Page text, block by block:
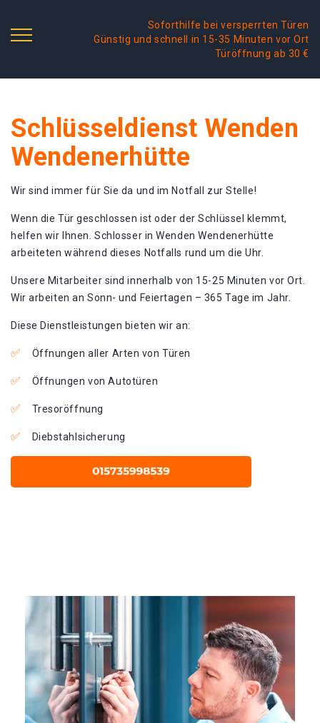
Soforthilfe bei versperrten Türen
Günstig und schnell in 15-35 Minuten vor Ort
Türöffnung ab 30 €
Schlüsseldienst Wenden
Wendenerhütte
Wir sind immer für Sie da und im Notfall zur Stelle!
Wenn die Tür geschlossen ist oder der Schlüssel klemmt,
helfen wir Ihnen. Schlosser in Wenden Wendenerhütte
arbeiteten während dieses Notfalls rund um die Uhr.
Unsere Mitarbeiter sind innerhalb von 15-25 Minuten vor Ort.
Wir arbeiten an Sonn- und Feiertagen – 365 Tage im Jahr.
Diese Dienstleistungen bieten wir an:
Öffnungen aller Arten von Türen
Öffnungen von Autotüren
Tresoröffnung
Diebstahlsicherung